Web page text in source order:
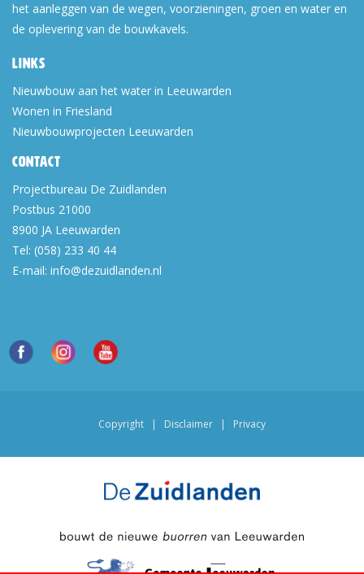
het aanleggen van de wegen, voorzieningen, groen en water en
de oplevering van de bouwkavels.
Links
Nieuwbouw aan het water in Leeuwarden
Wonen in Friesland
Nieuwbouwprojecten Leeuwarden
Contact
Projectbureau De Zuidlanden
Postbus 21000
8900 JA Leeuwarden
Tel: (058) 233 40 44
E-mail: info@dezuidlanden.nl
Copyright | Disclaimer | Privacy